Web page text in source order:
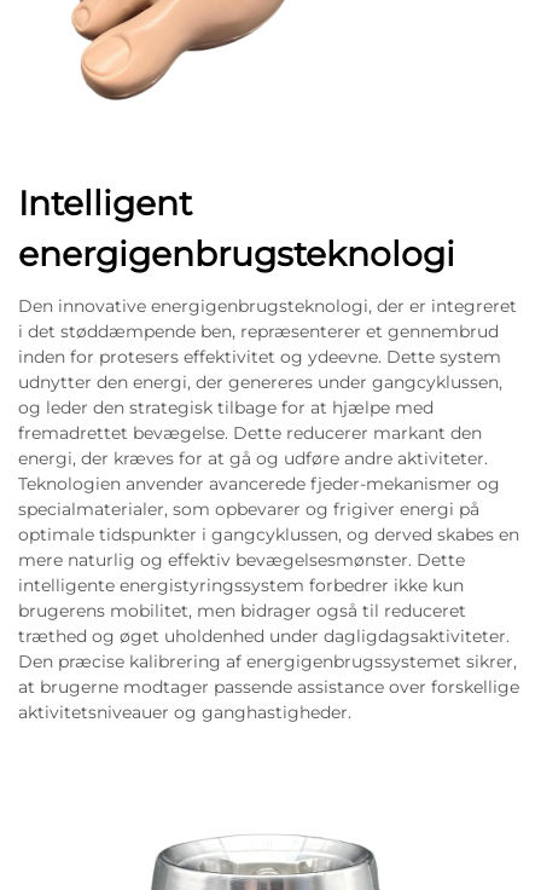
Intelligent
energigenbrugsteknologi
Den innovative energigenbrugsteknologi, der er integreret
i det støddæmpende ben, repræsenterer et gennembrud
inden for protesers effektivitet og ydeevne. Dette system
udnytter den energi, der genereres under gangcyklussen,
og leder den strategisk tilbage for at hjælpe med
fremadrettet bevægelse. Dette reducerer markant den
energi, der kræves for at gå og udføre andre aktiviteter.
Teknologien anvender avancerede fjeder-mekanismer og
specialmaterialer, som opbevarer og frigiver energi på
optimale tidspunkter i gangcyklussen, og derved skabes en
mere naturlig og effektiv bevægelsesmønster. Dette
intelligente energistyringssystem forbedrer ikke kun
brugerens mobilitet, men bidrager også til reduceret
træthed og øget uholdenhed under dagligdagsaktiviteter.
Den præcise kalibrering af energigenbrugssystemet sikrer,
at brugerne modtager passende assistance over forskellige
aktivitetsniveauer og ganghastigheder.